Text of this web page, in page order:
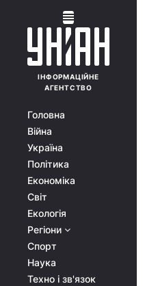
ІНФОРМАЦІЙНЕ
АГЕНТСТВО
Головна
Війна
Україна
Політика
Економіка
Світ
Екологія
Регіони
Спорт
Наука
Техно і зв'язок